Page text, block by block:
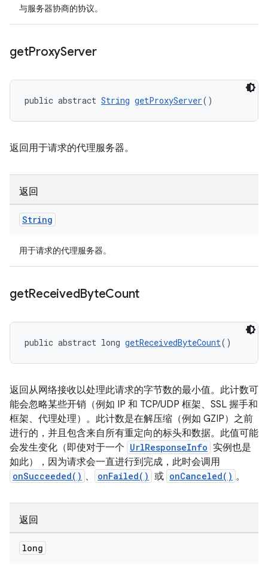
与服务器协商的协议。
getProxyServer
public abstract String getProxyServer()
返回用于请求的代理服务器。
返回
String
用于请求的代理服务器。
getReceivedByteCount
public abstract long getReceivedByteCount()
返回从网络接收以处理此请求的字节数的最小值。此计数可
能会忽略某些开销（例如 IP 和 TCP/UDP 框架、SSL 握手和
框架、代理处理）。此计数是在解压缩（例如 GZIP）之前
进行的，并且包含来自所有重定向的标头和数据。此值可能
会发生变化（即使对于一个 UrlResponseInfo 实例也是
如此），因为请求会一直进行到完成，此时会调用
onSucceeded() 、 onFailed() 或 onCanceled() 。
返回
long